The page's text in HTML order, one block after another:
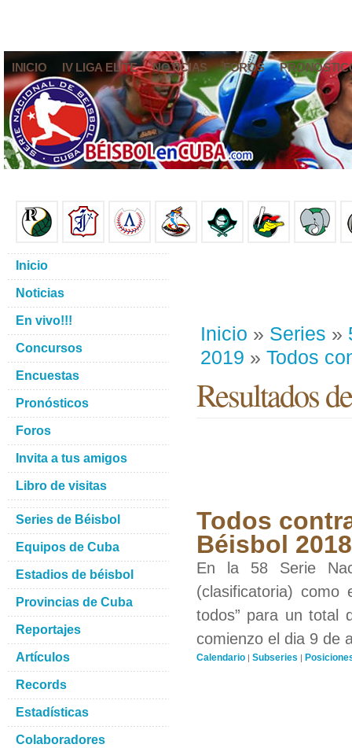
INICIO IV LIGA ELITE NOTICIAS FOROS
Inicio » Series »
2019 » Todos
Resultados
Todos
Béisbol
En la 58 Serie
(clasificatoria) como
todos” para un total
comienzo el dia 9 de
Calendario | Subseries |
Inicio
Noticias
En vivo!!!
Concursos
Encuestas
Pronósticos
Foros
Invita a tus amigos
Libro de visitas
Series de Béisbol
Equipos de Cuba
Estadios de béisbol
Provincias de Cuba
Reportajes
Artículos
Records
Estadísticas
Colaboradores